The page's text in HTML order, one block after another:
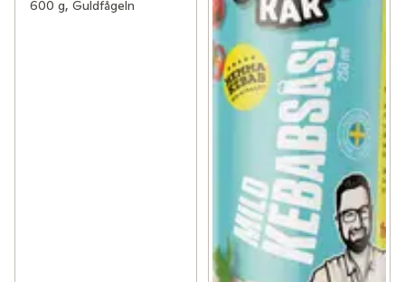
600 g, Guldfågeln